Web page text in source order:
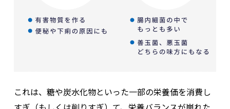
これは、糖や炭水化物といった一部の栄養価を消費し